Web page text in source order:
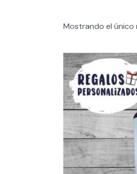
Mostrando el único